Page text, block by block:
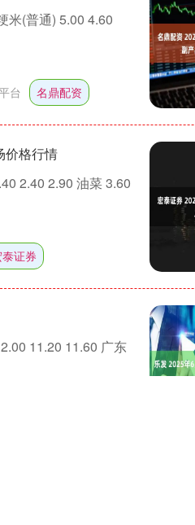
米(普通) 5.00 4.60
台 名鼎配资
价格行情
2.40 2.90 油菜 3.60
证券
11.20 11.60 广东